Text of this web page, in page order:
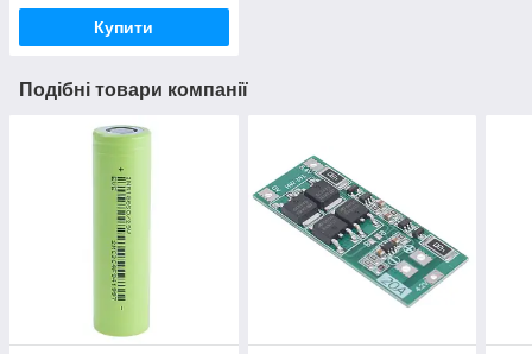
Купити
Подібні товари компанії